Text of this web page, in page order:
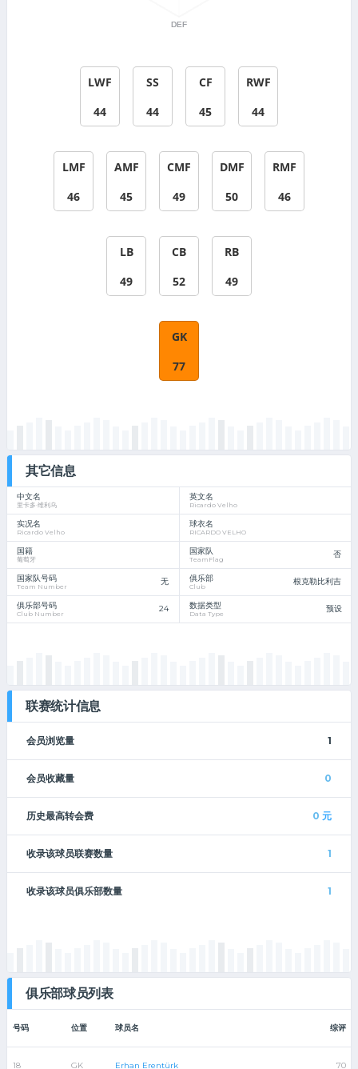
LWF
44
SS
44
CF
45
RWF
44
LMF
46
AMF
45
CMF
49
DMF
50
RMF
46
LB
49
CB
52
RB
49
GK
77
其它信息
中文名
里卡多·维利乌
英文名
Ricardo Velho
实况名
Ricardo Velho
球衣名
RICARDO VELHO
国籍
葡萄牙
国家队
TeamFlag 否
国家队号码
Team Number 无 俱乐部
Club 根克勒比利吉
俱乐部号码
Club Number 24 数据类型
Data Type 预设
联赛统计信息
会员浏览量 1
会员收藏量 0
历史最高转会费 0 元
收录该球员联赛数量 1
收录该球员俱乐部数量 1
俱乐部球员列表
号码 位置 球员名 综评
18 GK Erhan Erentürk 70